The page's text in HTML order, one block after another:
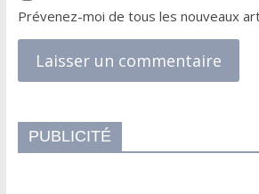
Prévenez-moi de tous les nouveaux
PUBLICITÉ